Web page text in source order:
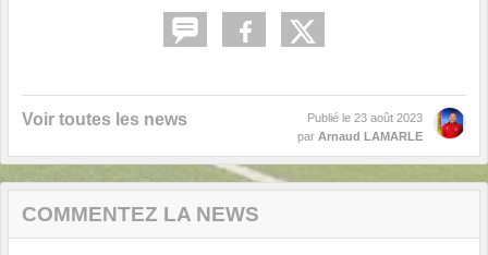
Voir toutes les news Publié le 23 août 2023
par Arnaud LAMARLE
COMMENTEZ LA NEWS